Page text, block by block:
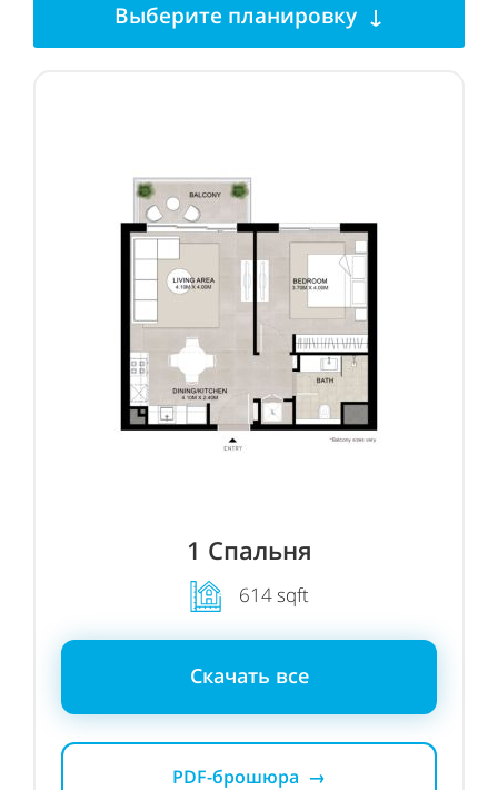
Выберите планировку ↓
1 Спальня
614 sqft
Скачать все
PDF-брошюра →